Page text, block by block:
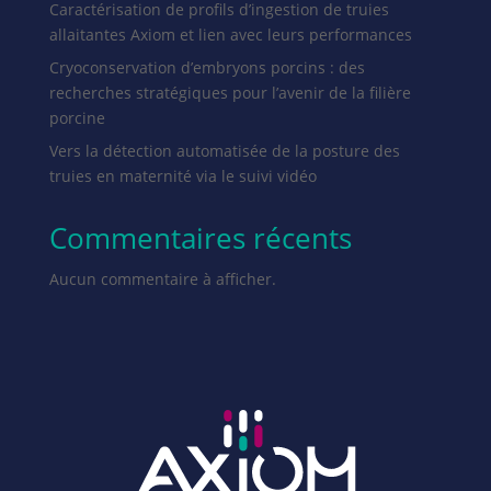
Caractérisation de profils d’ingestion de truies
allaitantes Axiom et lien avec leurs performances
Cryoconservation d’embryons porcins : des
recherches stratégiques pour l’avenir de la filière
porcine
Vers la détection automatisée de la posture des
truies en maternité via le suivi vidéo
Commentaires récents
Aucun commentaire à afficher.